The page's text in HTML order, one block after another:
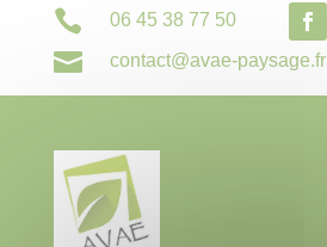
 06 45 38 77 50
 contact@avae-paysage.fr